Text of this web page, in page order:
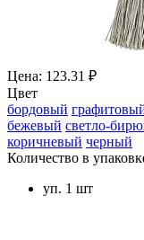
Цена: 123.31 ₽
Цвет
бордовый
бежевый светло-
коричневый черный
Количество в
уп. 1 шт